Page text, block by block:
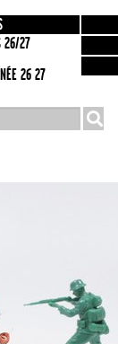
26/27
26 27